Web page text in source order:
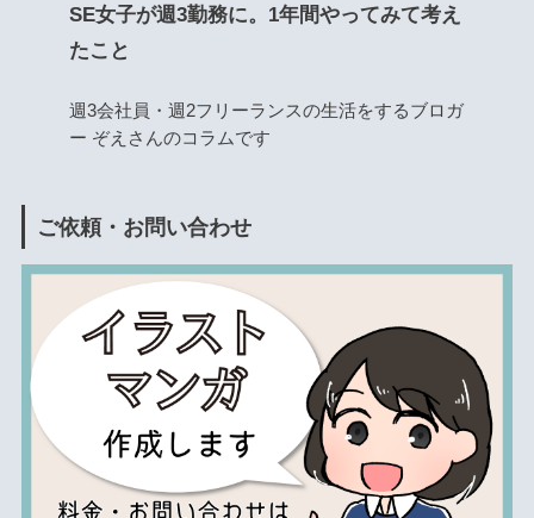
SE女子が週3勤務に。1年間やってみて考え
たこと
週3会社員・週2フリーランスの生活をするブロガ
ー ぞえさんのコラムです
ご依頼・お問い合わせ